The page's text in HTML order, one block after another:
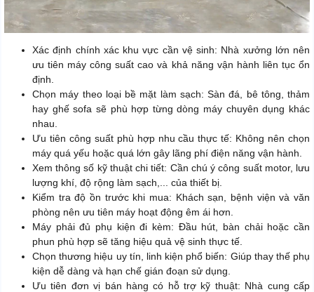
Xác định chính xác khu vực cần vệ sinh: Nhà xưởng lớn nên
ưu tiên máy công suất cao và khả năng vận hành liên tục ổn
định.
Chọn máy theo loại bề mặt làm sạch: Sàn đá, bê tông, thảm
hay ghế sofa sẽ phù hợp từng dòng máy chuyên dụng khác
nhau.
Ưu tiên công suất phù hợp nhu cầu thực tế: Không nên chọn
máy quá yếu hoặc quá lớn gây lãng phí điện năng vận hành.
Xem thông số kỹ thuật chi tiết: Cần chú ý công suất motor, lưu
lượng khí, độ rộng làm sạch,... của thiết bị.
Kiểm tra độ ồn trước khi mua: Khách sạn, bệnh viện và văn
phòng nên ưu tiên máy hoạt động êm ái hơn.
Máy phải đủ phụ kiện đi kèm: Đầu hút, bàn chải hoặc cần
phun phù hợp sẽ tăng hiệu quả vệ sinh thực tế.
Chọn thương hiệu uy tín, linh kiện phổ biến: Giúp thay thế phụ
kiện dễ dàng và hạn chế gián đoạn sử dụng.
Ưu tiên đơn vị bán hàng có hỗ trợ kỹ thuật: Nhà cung cấp